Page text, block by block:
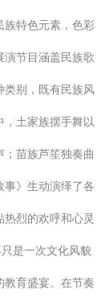
族特色元素，色彩
演节目涵盖民族歌
类别，既有民族风
土家族摆手舞以
苗族芦笙独奏曲
事》生动演绎了各
烈的欢呼和心灵
是一次文化风貌
教育盛宴。在节奏